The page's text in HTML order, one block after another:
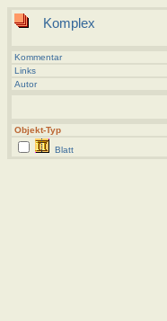
Komplex
Kommentar
Links
Autor
Objekt-Typ
Blatt